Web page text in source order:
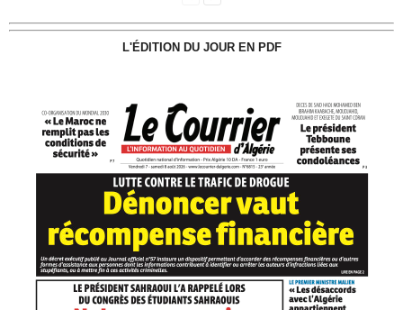
L'ÉDITION DU JOUR EN PDF